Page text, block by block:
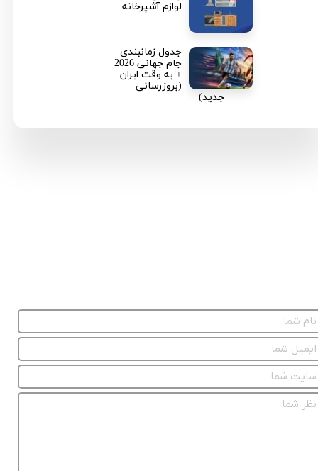
لوازم آشپرخانه
جدول زمانبندی
جام جهانی 2026
+ به وقت ایران
(بروزرسانی
جدید)